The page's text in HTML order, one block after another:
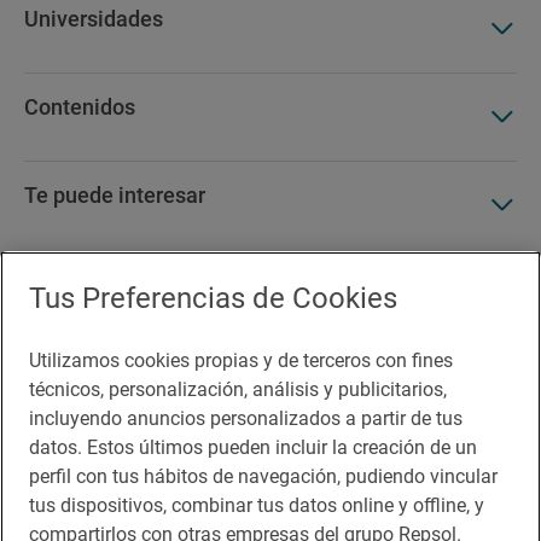
Universidades
Contenidos
Te puede interesar
Aviso legal
Contacto
Normas participación en RRSS
Política de cookies
Tus Preferencias de Cookies
Utilizamos cookies propias y de terceros con fines
técnicos, personalización, análisis y publicitarios,
incluyendo anuncios personalizados a partir de tus
datos. Estos últimos pueden incluir la creación de un
perfil con tus hábitos de navegación, pudiendo vincular
tus dispositivos, combinar tus datos online y offline, y
compartirlos con otras empresas del grupo Repsol.